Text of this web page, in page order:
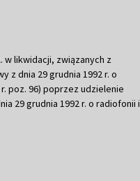
w likwidacji, związanych z
z dnia 29 grudnia 1992 r. o
poz. 96) poprzez udzielenie
29 grudnia 1992 r. o radiofonii i